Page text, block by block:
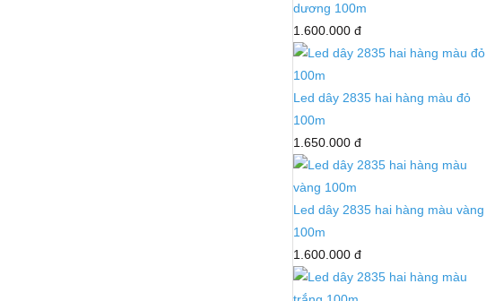
dương 100m
1.600.000 đ
Led dây 2835 hai hàng màu đỏ
100m
1.650.000 đ
Led dây 2835 hai hàng màu vàng
100m
1.600.000 đ